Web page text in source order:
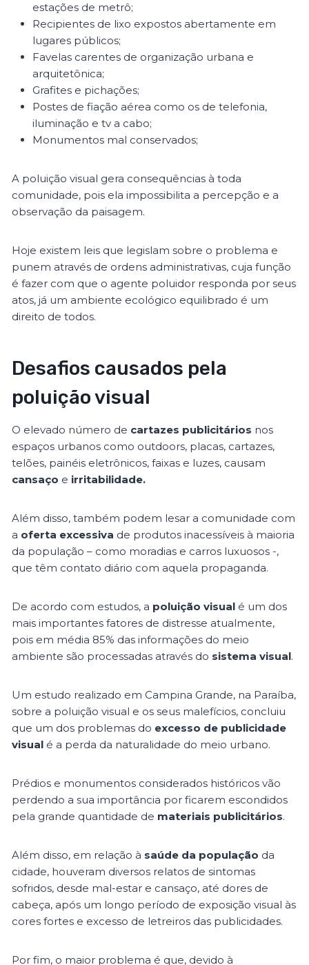
estações de metrô;
Recipientes de lixo expostos abertamente em
lugares públicos;
Favelas carentes de organização urbana e
arquitetônica;
Grafites e pichações;
Postes de fiação aérea como os de telefonia,
iluminação e tv a cabo;
Monumentos mal conservados;
A poluição visual gera consequências à toda
comunidade, pois ela impossibilita a percepção e a
observação da paisagem.
Hoje existem leis que legislam sobre o problema e
punem através de ordens administrativas, cuja função
é fazer com que o agente poluidor responda por seus
atos, já um ambiente ecológico equilibrado é um
direito de todos.
Desafios causados pela
poluição visual
O elevado número de cartazes publicitários nos
espaços urbanos como outdoors, placas, cartazes,
telões, painéis eletrônicos, faixas e luzes, causam
cansaço e irritabilidade.
Além disso, também podem lesar a comunidade com
a oferta excessiva de produtos inacessíveis à maioria
da população – como moradias e carros luxuosos -,
que têm contato diário com aquela propaganda.
De acordo com estudos, a poluição visual é um dos
mais importantes fatores de distresse atualmente,
pois em média 85% das informações do meio
ambiente são processadas através do sistema visual.
Um estudo realizado em Campina Grande, na Paraíba,
sobre a poluição visual e os seus malefícios, concluiu
que um dos problemas do excesso de publicidade
visual é a perda da naturalidade do meio urbano.
Prédios e monumentos considerados históricos vão
perdendo a sua importância por ficarem escondidos
pela grande quantidade de materiais publicitários.
Além disso, em relação à saúde da população da
cidade, houveram diversos relatos de sintomas
sofridos, desde mal-estar e cansaço, até dores de
cabeça, após um longo período de exposição visual às
cores fortes e excesso de letreiros das publicidades.
Por fim, o maior problema é que, devido à